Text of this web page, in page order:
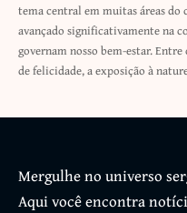
tema central em muitas áreas
avançado significativamente na
governam nosso bem-estar.
de felicidade, a exposição à
Mergulhe no universo
Aqui você encontra